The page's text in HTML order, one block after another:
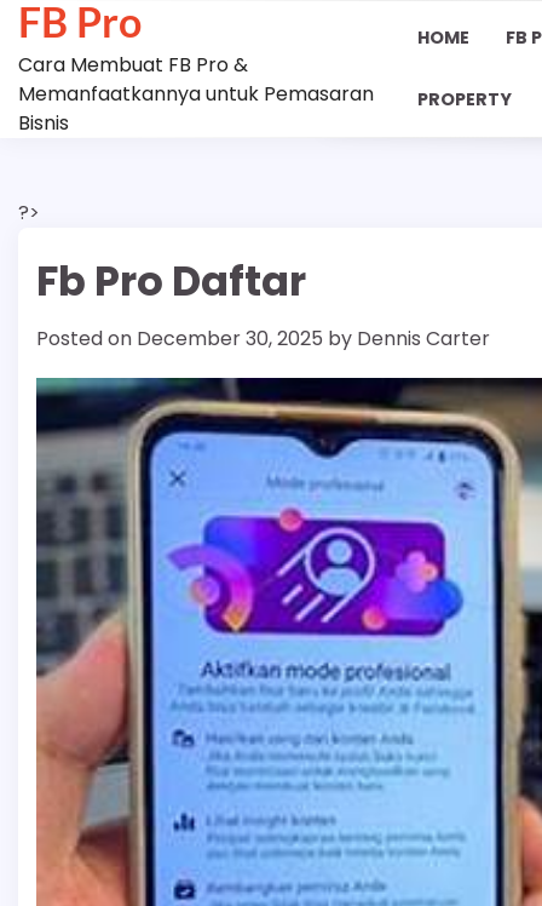
Skip
content
FB Pro
Cara Membuat FB Pro &
Memanfaatkannya untuk Pemasaran
Bisnis
HOME FB
PROPERTY
?>
Fb Pro Daftar
Posted on December 30, 2025 by Dennis Carter